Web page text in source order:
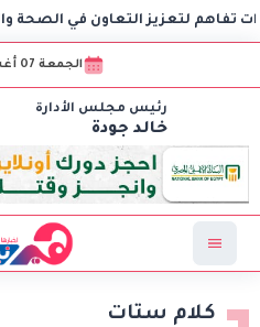
التعاون في الصحة والنقل
الجمعة 07 أغسطس 2026
رئيس مجلس الأدارة
خالد جودة
كلام ستات